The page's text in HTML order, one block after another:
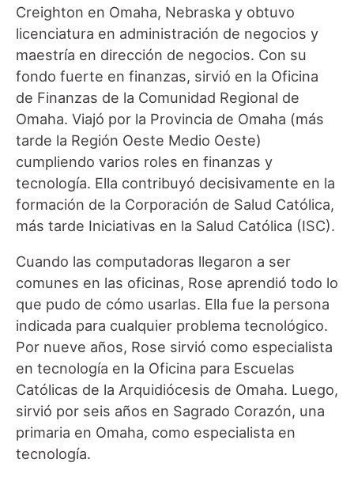
Creighton en Omaha, Nebraska y obtuvo
licenciatura en administración de negocios y
maestría en dirección de negocios. Con su
fondo fuerte en finanzas, sirvió en la Oficina
de Finanzas de la Comunidad Regional de
Omaha. Viajó por la Provincia de Omaha (más
tarde la Región Oeste Medio Oeste)
cumpliendo varios roles en finanzas y
tecnología. Ella contribuyó decisivamente en la
formación de la Corporación de Salud Católica,
más tarde Iniciativas en la Salud Católica (ISC).
Cuando las computadoras llegaron a ser
comunes en las oficinas, Rose aprendió todo lo
que pudo de cómo usarlas. Ella fue la persona
indicada para cualquier problema tecnológico.
Por nueve años, Rose sirvió como especialista
en tecnología en la Oficina para Escuelas
Católicas de la Arquidiócesis de Omaha. Luego,
sirvió por seis años en Sagrado Corazón, una
primaria en Omaha, como especialista en
tecnología.